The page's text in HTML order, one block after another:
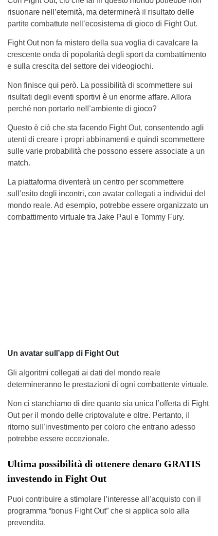
risuonare nell’eternità, ma determinerà il risultato delle
partite combattute nell’ecosistema di gioco di Fight Out.
Fight Out non fa mistero della sua voglia di cavalcare la
crescente onda di popolarità degli sport da combattimento
e sulla crescita del settore dei videogiochi.
Non finisce qui però. La possibilità di scommettere sui
risultati degli eventi sportivi è un enorme affare. Allora
perché non portarlo nell’ambiente di gioco?
Questo è ciò che sta facendo Fight Out, consentendo agli
utenti di creare i propri abbinamenti e quindi scommettere
sulle varie probabilità che possono essere associate a un
match.
La piattaforma diventerà un centro per scommettere
sull’esito degli incontri, con avatar collegati a individui del
mondo reale. Ad esempio, potrebbe essere organizzato un
combattimento virtuale tra Jake Paul e Tommy Fury.
Un avatar sull’app di Fight Out
Gli algoritmi collegati ai dati del mondo reale
determineranno le prestazioni di ogni combattente virtuale.
Non ci stanchiamo di dire quanto sia unica l’offerta di Fight
Out per il mondo delle criptovalute e oltre. Pertanto, il
ritorno sull’investimento per coloro che entrano adesso
potrebbe essere eccezionale.
Ultima possibilità di ottenere denaro GRATIS
investendo in Fight Out
Puoi contribuire a stimolare l’interesse all’acquisto con il
programma “bonus Fight Out” che si applica solo alla
prevendita.